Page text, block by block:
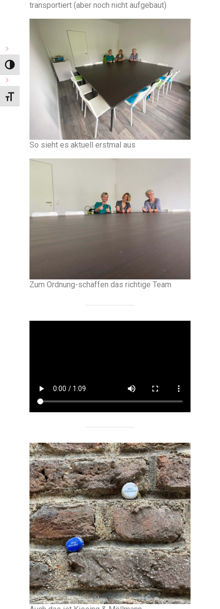
Umschalten auf hohe Kontraste
Schrift vergrößern
transportiert (aber noch nicht aufgebaut)
So sieht es aktuell erstmal aus
Zum Ordnung-schaffen das richtige Team